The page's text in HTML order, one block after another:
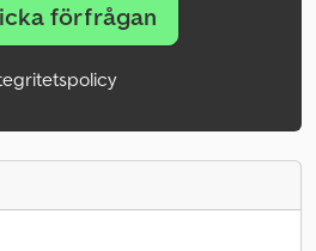
förfrågan